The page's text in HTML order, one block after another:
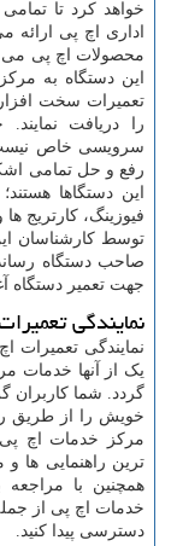
خواهد کرد تا
اداری اچ پی ارائه
محصولات اچ پی می
این دستگاه به
تعمیرات سخت
را دریافت
سرویسی خاص نیست
رفع و حل تمامی
این دستگاها
فیوزینگ، کارتریج
توسط کارشناسان
صاحب دستگاه
جهت تعمیر دستگاه
نمایندگی
نمایندگی تعمیرات
یک از آنها خدمات
گردد. شما کاربران
خویش را از طریق
مرکز خدمات اچ پی
ترین راهنمایی ها و
همچنین با مراجعه
خدمات اچ پی از
دسترسی پیدا کنید.